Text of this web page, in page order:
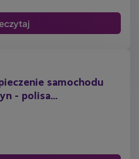
samochodu
- polisa...